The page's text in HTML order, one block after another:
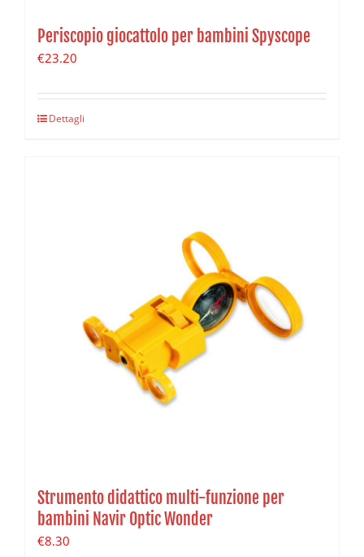
Periscopio giocattolo per bambini Spyscope
€23.20
Dettagli
Strumento didattico multi-funzione per
bambini Navir Optic Wonder
€8.30